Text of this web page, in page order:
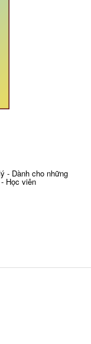
- Dành cho những
Học viên